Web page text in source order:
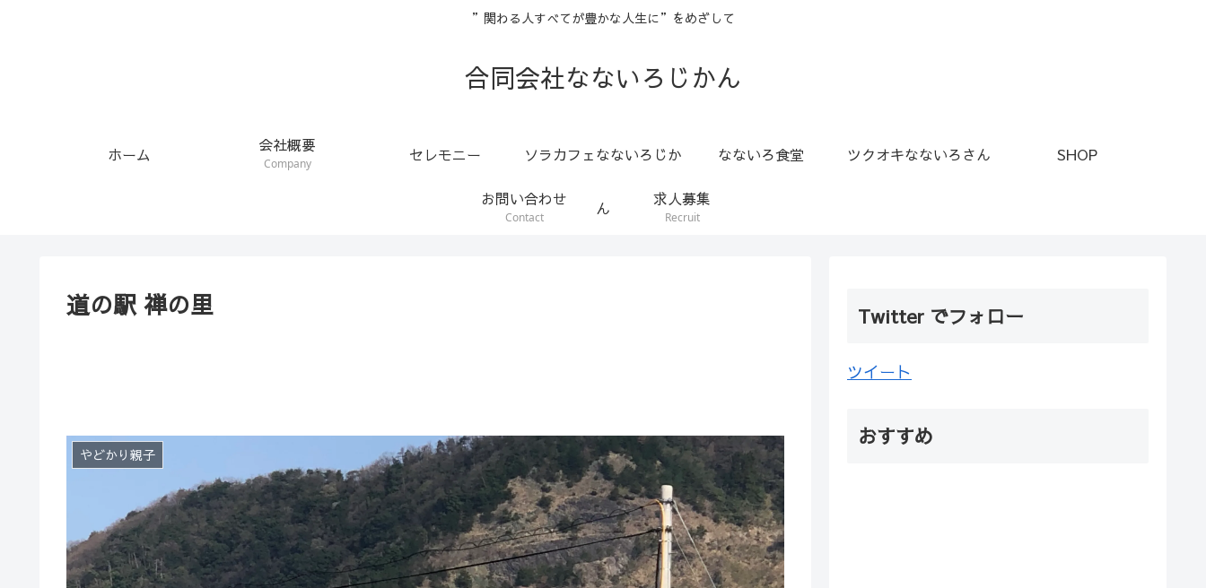
”関わる人すべてが豊かな人生に”をめざして
合同会社なないろじかん
ホーム 会社概要
Company セレモニー ソラカフェなないろじか
ん
なないろ食堂 ツクオキなないろさん SHOP
お問い合わせ
Contact
求人募集
Recruit
道の駅 禅の里
やどかり親子
Twitter でフォロー
ツイート
おすすめ